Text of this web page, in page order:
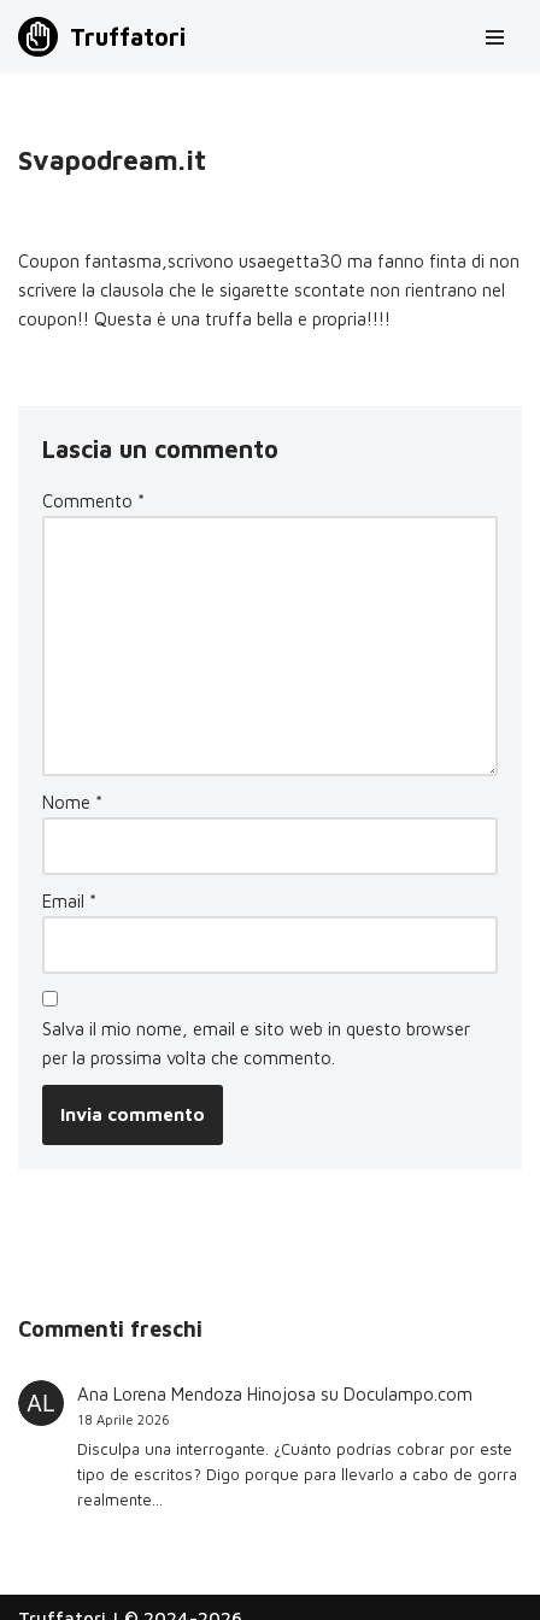
Truffatori
Svapodream.it
Coupon fantasma,scrivono usaegetta30 ma fanno finta di non
scrivere la clausola che le sigarette scontate non rientrano nel
coupon!! Questa è una truffa bella e propria!!!!
Lascia un commento
Commento *
Nome *
Email *
Salva il mio nome, email e sito web in questo browser
per la prossima volta che commento.
Commenti freschi
Ana Lorena Mendoza Hinojosa su Doculampo.com
18 Aprile 2026
Disculpa una interrogante. ¿Cuánto podrías cobrar por este
tipo de escritos? Digo porque para llevarlo a cabo de gorra
realmente…